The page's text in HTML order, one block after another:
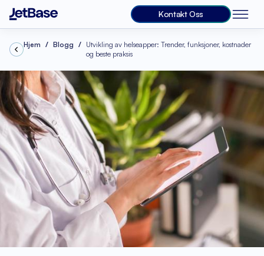
Kontakt Oss
Hjem Blogg
Utvikling av helseapper: Trender, funksjoner, kostnader
og beste praksis